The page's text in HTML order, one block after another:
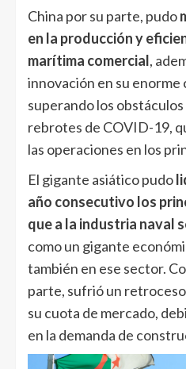
China por su parte, pudo
en la producción y
marítima comercial,
innovación en su
superando los
rebrotes de COVID-19,
las operaciones en los
El gigante asiático pudo
año consecutivo los
que a la industria naval
como un gigante
también en ese sector.
parte, sufrió un
su cuota de mercado,
en la demanda de